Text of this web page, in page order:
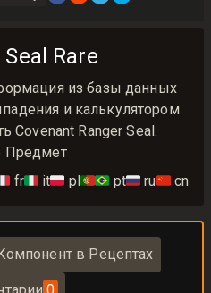
Rare
из базы данных
и калькулятором
Covenant Ranger Seal.
Предмет
fr🇮🇹 it🇵🇱 pl🇵🇹🇧🇷 pt🇷🇺 ru🇨🇳 cn
в Рецептах